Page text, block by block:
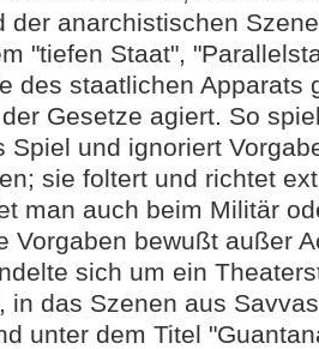
der anarchistischen Szene
"tiefen Staat",
des staatlichen Apparats
Gesetze agiert. So
Spiel und ignoriert
sie foltert und richtet
man auch beim Militär
Vorgaben bewußt außer
sich um ein
in das Szenen aus
unter dem Titel